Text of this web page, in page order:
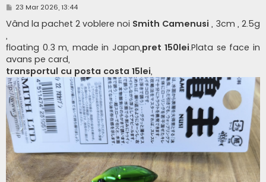
M
s
a
23 Mar 2026, 13:44
Vând la pachet 2 voblere noi Smith Camenusi , 3cm , 2.5g
,
floating 0.3 m, made in Japan,pret 150lei.Plata se face in
avans pe card,
transportul cu posta costa 15lei,